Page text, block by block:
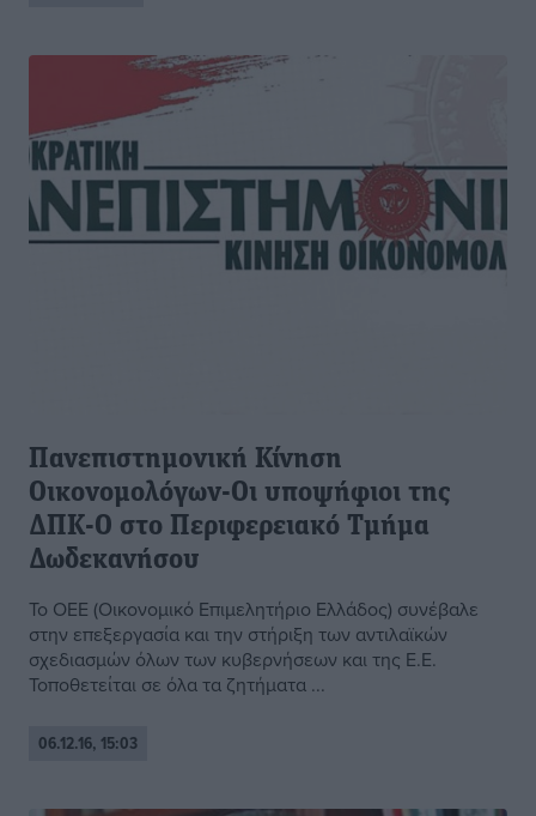
Πανεπιστημονική Κίνηση
Οικονομολόγων-Οι υποψήφιοι της
ΔΠΚ-Ο στο Περιφερειακό Τμήμα
Δωδεκανήσου
Το ΟΕΕ (Οικονομικό Επιμελητήριο Ελλάδος) συνέβαλε
στην επεξεργασία και την στήριξη των αντιλαϊκών
σχεδιασμών όλων των κυβερνήσεων και της Ε.Ε.
Τοποθετείται σε όλα τα ζητήματα ...
06.12.16, 15:03